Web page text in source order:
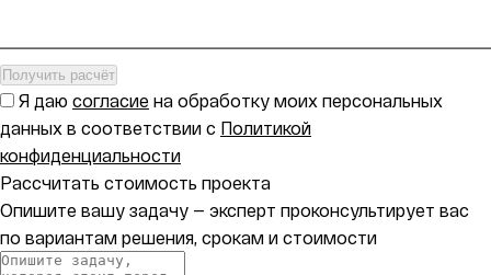
Получить расчёт
Я даю согласие на обработку моих персональных
данных в соответствии с Политикой
конфиденциальности
Рассчитать стоимость проекта
Опишите вашу задачу — эксперт проконсультирует вас
по вариантам решения, срокам и стоимости